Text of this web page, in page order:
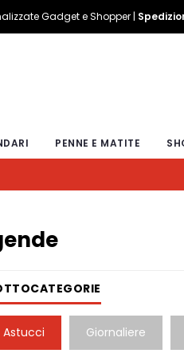
Gadget e Shopper |
PENNE E MATITE
Astucci Giornaliere